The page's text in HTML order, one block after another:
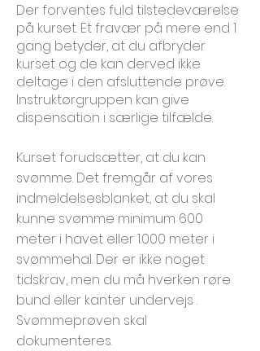
Der forventes fuld tilstedeværelse
på kurset. Et fravær på mere end 1
gang betyder, at du afbryder
kurset og de kan derved ikke
deltage i den afsluttende prøve.
Instruktørgruppen kan give
dispensation i særlige tilfælde.
Kurset forudsætter, at du kan
svømme. Det fremgår af vores
indmeldelsesblanket, at du skal
kunne svømme minimum 600
meter i havet eller 1.000 meter i
svømmehal. Der er ikke noget
tidskrav, men du må hverken røre
bund eller kanter undervejs .
Svømmeprøven skal
dokumenteres.